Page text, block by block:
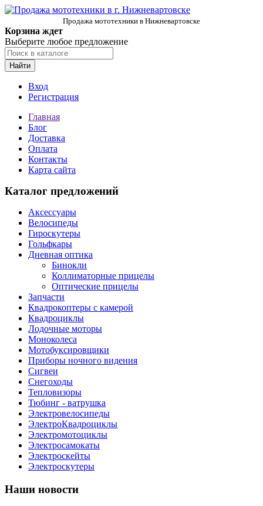
Продажа мототехники в Нижневартовске
Корзина ждет
Выберите любое предложение
Найти
Вход
Регистрация
Главная
Блог
Доставка
Оплата
Контакты
Карта сайта
Каталог предложений
Аксессуары
Велосипеды
Гироскутеры
Гольфкары
Дневная оптика
Бинокли
Коллиматорные прицелы
Оптические прицелы
Запчасти
Квадрокоптеры с камерой
Квадроциклы
Лодочные моторы
Моноколеса
Мотобуксировщики
Приборы ночного видения
Сигвеи
Снегоходы
Тепловизоры
Тюбинг - ватрушка
Электровелосипеды
ЭлектроКвадроциклы
Электромотоциклы
Электросамокаты
Электроскейты
Электроскутеры
Наши новости